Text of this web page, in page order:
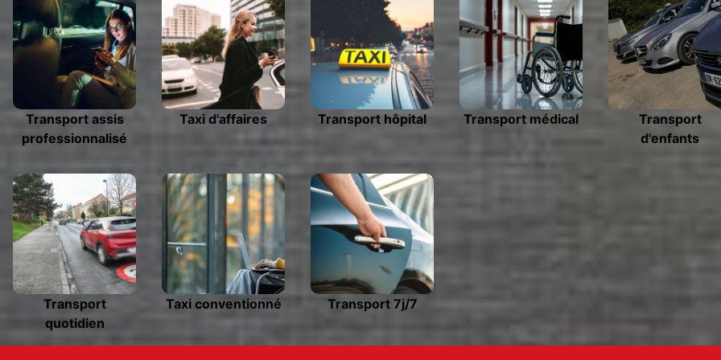
Transport assis
professionnalisé
Taxi d'affaires Transport hôpital Transport médical
Transport
d'enfants
Transport
quotidien
Taxi conventionné Transport 7j/7